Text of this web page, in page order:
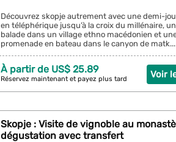
Découvrez skopje autrement avec une demi-
en téléphérique jusqu’à la croix du millénaire,
balade dans un village ethno macédonien et
promenade en bateau dans le canyon de matk...
Voir
À partir de US$ 25.89
Réservez maintenant et payez plus tard
Skopje : Visite de vignoble au
dégustation avec transfert